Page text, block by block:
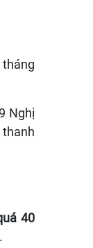
Nghị
thanh
40